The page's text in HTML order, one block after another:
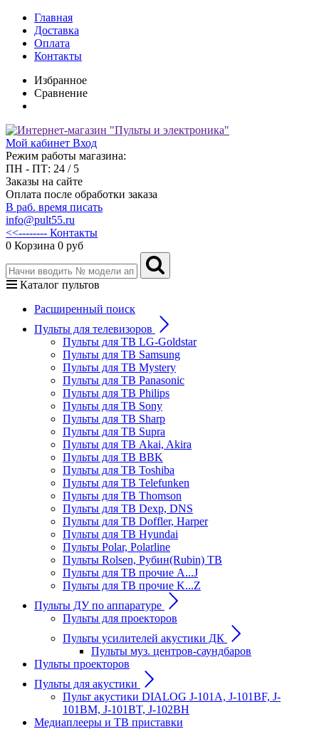
Главная
Доставка
Оплата
Контакты
Избранное
Сравнение
Мой кабинет Вход
Режим работы магазина:
ПН - ПТ: 24 / 5
Заказы на сайте
Оплата после обработки заказа
В раб. время писать
info@pult55.ru
<<-------- Контакты
0 Корзина 0 руб
Каталог пультов
Расширенный поиск
Пульты для телевизоров
Пульты для ТВ LG-Goldstar
Пульты для ТВ Samsung
Пульты для ТВ Mystery
Пульты для ТВ Panasonic
Пульты для ТВ Philips
Пульты для ТВ Sony
Пульты для ТВ Sharp
Пульты для ТВ Supra
Пульты для ТВ Akai, Akira
Пульты для ТВ BBK
Пульты для ТВ Toshiba
Пульты для ТВ Telefunken
Пульты для ТВ Thomson
Пульты для ТВ Dexp, DNS
Пульты для ТВ Doffler, Harper
Пульты для ТВ Hyundai
Пульты Polar, Polarline
Пульты Rolsen, Рубин(Rubin) ТВ
Пульты для ТВ прочие A...J
Пульты для ТВ прочие K...Z
Пульты ДУ по аппаратуре
Пульты для проекторов
Пульты усилителей акустики ДК
Пульты муз. центров-саундбаров
Пульты проекторов
Пульты для акустики
Пульт акустики DIALOG J-101A, J-101BF, J-
101BM, J-101BT, J-102BH
Медиаплееры и ТВ приставки